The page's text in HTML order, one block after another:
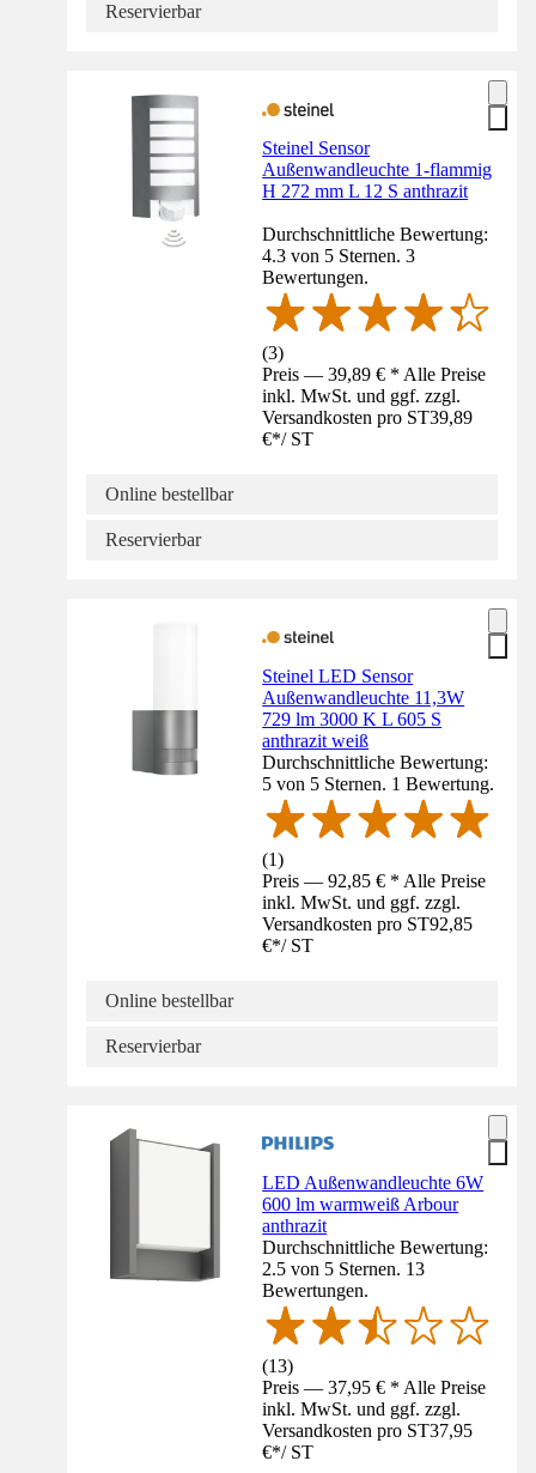
Reservierbar
Steinel Sensor
Außenwandleuchte 1-flammig
H 272 mm L 12 S anthrazit
Durchschnittliche Bewertung:
4.3 von 5 Sternen. 3
Bewertungen.
(3)
Preis — 39,89 € * Alle Preise
inkl. MwSt. und ggf. zzgl.
Versandkosten pro ST39,89
€*/ ST
Online bestellbar
Reservierbar
Steinel LED Sensor
Außenwandleuchte 11,3W
729 lm 3000 K L 605 S
anthrazit weiß
Durchschnittliche Bewertung:
5 von 5 Sternen. 1 Bewertung.
(1)
Preis — 92,85 € * Alle Preise
inkl. MwSt. und ggf. zzgl.
Versandkosten pro ST92,85
€*/ ST
Online bestellbar
Reservierbar
LED Außenwandleuchte 6W
600 lm warmweiß Arbour
anthrazit
Durchschnittliche Bewertung:
2.5 von 5 Sternen. 13
Bewertungen.
(13)
Preis — 37,95 € * Alle Preise
inkl. MwSt. und ggf. zzgl.
Versandkosten pro ST37,95
€*/ ST